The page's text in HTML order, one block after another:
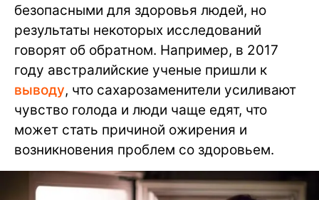
безопасными для здоровья людей, но
результаты некоторых исследований
говорят об обратном. Например, в 2017
году австралийские ученые пришли к
выводу, что сахарозаменители усиливают
чувство голода и люди чаще едят, что
может стать причиной ожирения и
возникновения проблем со здоровьем.